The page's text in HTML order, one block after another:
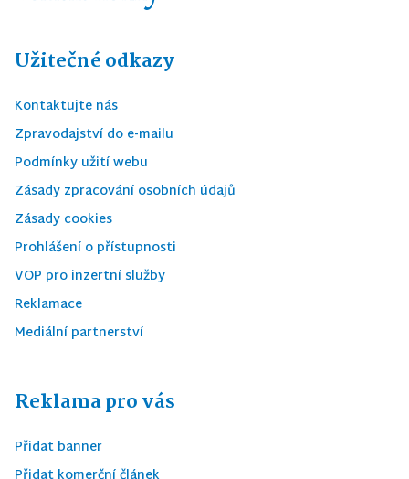
Užitečné odkazy
Kontaktujte nás
Zpravodajství do e-mailu
Podmínky užití webu
Zásady zpracování osobních údajů
Zásady cookies
Prohlášení o přístupnosti
VOP pro inzertní služby
Reklamace
Mediální partnerství
Reklama pro vás
Přidat banner